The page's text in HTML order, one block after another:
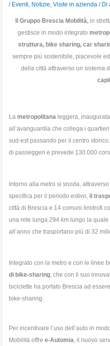
/ Eventi Notizie ,Visite in azienda / Di
Il Gruppo Brescia Mobilità,in
gestisce in modo integrato
struttura, bike sharing, car
sempre più sostenibile, piacevole
della città attraverso un sistema
La metropolitanaleggera,
all’avanguardia che collega i
sud-est passando per il centro
di passeggeri e prevede 130.000
Intorno alla metro si snoda,
specifica per il periodo estivo, il
città di Brescia e 14 comuni limitrofi
una rete lunga 294 km lungo la
all’anno che trasportano più di 32
Integrato con la metro e con le linee
di bike-sharing , che con il suo
biciclette ha portato Brescia ad
bike-sharing.
Per incentivare l’uso dell’auto in
Mobilità offree-Automia , il nuovo